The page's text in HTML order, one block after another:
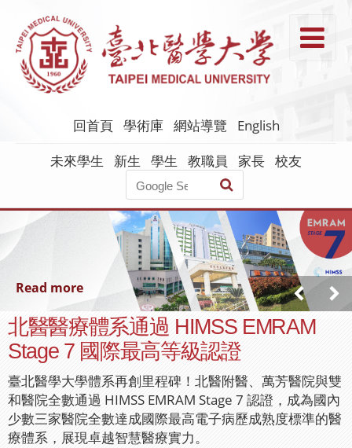
主
要
回首頁 學術庫 網站導覽
English
未來學生
新生 學生 教職員 家長 校友
北醫醫療體系通過 HIMSS EMRAM
Stage 7 國際最高等級認證
臺北醫學大學體系再創里程碑！北醫附醫、萬芳醫院與雙
和醫院全數通過 HIMSS EMRAM Stage 7 認證，成為國內
少數三家醫院全數達成國際最高電子病歷成熟度標準的醫
療體系，展現卓越智慧醫療實力。
Read more